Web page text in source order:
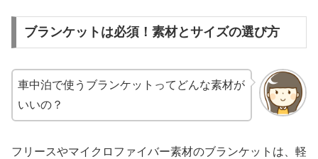
ブランケットは必須！素材とサイズの選び方
車中泊で使うブランケットってどんな素材が
いいの？
フリースやマイクロファイバー素材のブランケットは、軽